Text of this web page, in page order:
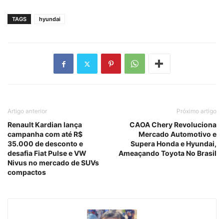
TAGS hyundai
Artigo anterior
Renault Kardian lança
campanha com até R$
35.000 de desconto e
desafia Fiat Pulse e VW
Nivus no mercado de SUVs
compactos
Próximo artigo
CAOA Chery Revoluciona
Mercado Automotivo e
Supera Honda e Hyundai,
Ameaçando Toyota No Brasil